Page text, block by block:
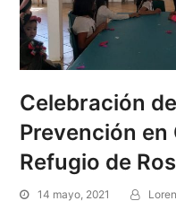
Celebración
Prevención en
Refugio de
14 mayo, 2021